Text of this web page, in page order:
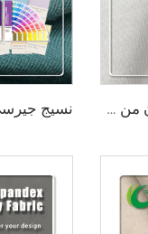
نسيج محبوك عضوي مرن ذو ملمس رائع مكوّن من 45٪ خيزران و20٪ سياسيل و29٪ سورونا و6٪ سباندكس، نسيج صديق للبيئة 2023 للاستخدام في الملابس الرياضية وتيشيرتات